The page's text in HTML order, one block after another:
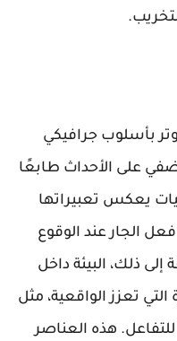
المزعج 1 للكمبيوتر بأسلوب جرافيكي
على الأحداث طابعًا
يعكس تعبيراتها
الجار عند الوقوع
ذلك، البيئة داخل
تعزز الواقعية، مثل
للتفاعل. هذه العناصر